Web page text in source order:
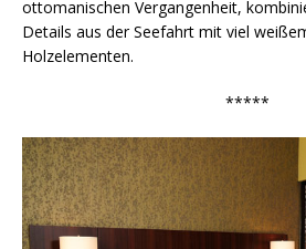
ottomanischen Vergangenheit,
Details aus der Seefahrt mit viel
Holzelementen.
*****